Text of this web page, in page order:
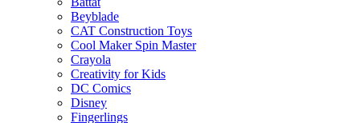
Beyblade
CAT Construction Toys
Cool Maker Spin Master
Crayola
Creativity for Kids
DC Comics
Disney
Fingerlings